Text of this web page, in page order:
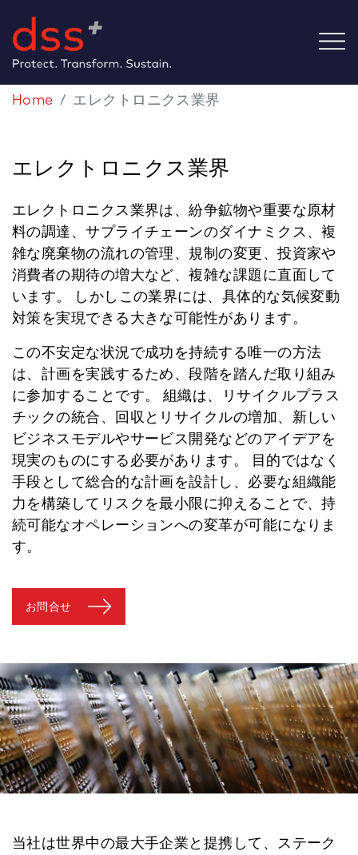
Home エレクトロニクス業界
エレクトロニクス業界
エレクトロニクス業界は、紛争鉱物や重要な原材
料の調達、サプライチェーンのダイナミクス、複
雑な廃棄物の流れの管理、規制の変更、投資家や
消費者の期待の増大など、複雑な課題に直面して
います。 しかしこの業界には、具体的な気候変動
対策を実現できる大きな可能性があります。
この不安定な状況で成功を持続する唯一の方法
は、計画を実践するため、段階を踏んだ取り組み
に参加することです。 組織は、リサイクルプラス
チックの統合、回収とリサイクルの増加、新しい
ビジネスモデルやサービス開発などのアイデアを
現実のものにする必要があります。 目的ではなく
手段として総合的な計画を設計し、必要な組織能
力を構築してリスクを最小限に抑えることで、持
続可能なオペレーションへの変革が可能になりま
す。
お問合せ
当社は世界中の最大手企業と提携して、ステーク